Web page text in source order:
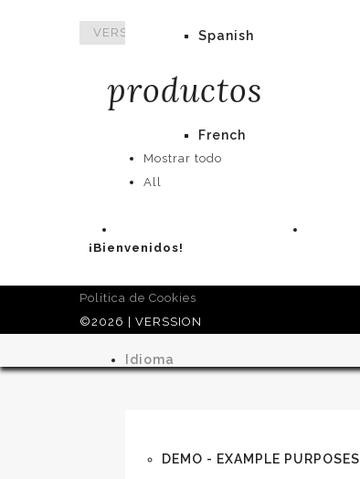
Spanish
French
¡Bienvenidos!
Idioma
DEMO - EXAMPLE PURPOSES
VERSSION Portfolio>
productos
Mostrar todo
All
Política de Cookies
©2026 | VERSSION